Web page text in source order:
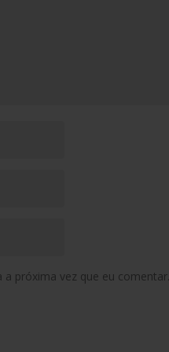
próxima vez que eu comentar.